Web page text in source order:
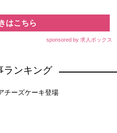
はこちら
sponsored by 求人ボックス
ランキング
チーズケーキ登場